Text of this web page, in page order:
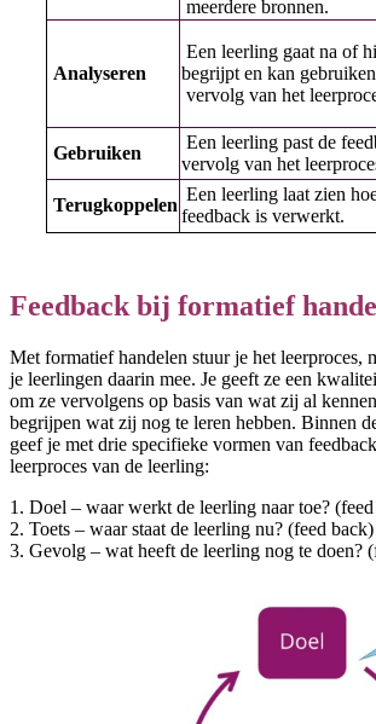
meerdere bronnen.
Analyseren
Een leerling gaat na of
begrijpt en kan
vervolg van het
Gebruiken
Een leerling past de
vervolg van het
Terugkoppelen
Een leerling laat zien
feedback is verwerkt.
Feedback bij formatief
Met formatief handelen stuur je het leerproces,
je leerlingen daarin mee. Je geeft ze een
om ze vervolgens op basis van wat zij al
begrijpen wat zij nog te leren hebben. Binnen
geef je met drie specifieke vormen van
leerproces van de leerling:
1. Doel – waar werkt de leerling naar toe?
2. Toets – waar staat de leerling nu? (feed back)
3. Gevolg – wat heeft de leerling nog te doen?